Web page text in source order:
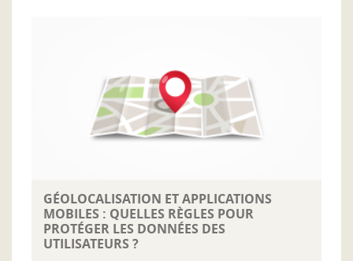
GÉOLOCALISATION ET APPLICATIONS
MOBILES : QUELLES RÈGLES POUR
PROTÉGER LES DONNÉES DES
UTILISATEURS ?